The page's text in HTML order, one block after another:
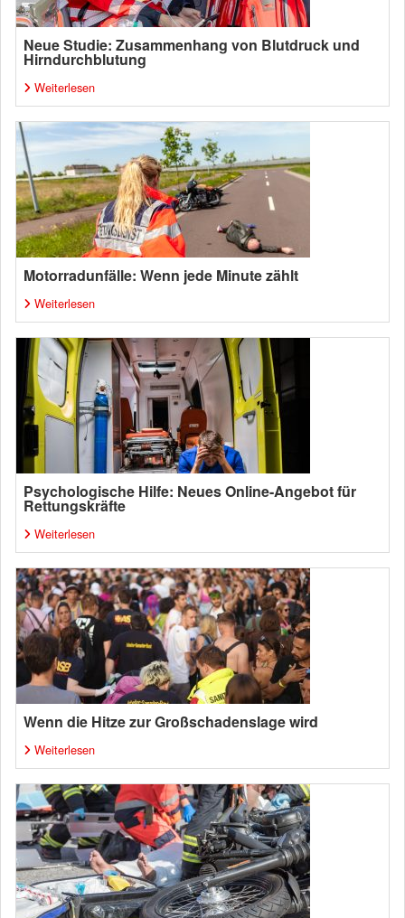
Neue Studie: Zusammenhang von Blutdruck und
Hirndurchblutung
Weiterlesen
Motorradunfälle: Wenn jede Minute zählt
Weiterlesen
Psychologische Hilfe: Neues Online-Angebot für
Rettungskräfte
Weiterlesen
Wenn die Hitze zur Großschadenslage wird
Weiterlesen